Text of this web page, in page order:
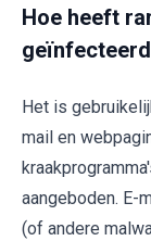
Hoe heeft
Het is
mail en
aangeboden. E-
(of andere